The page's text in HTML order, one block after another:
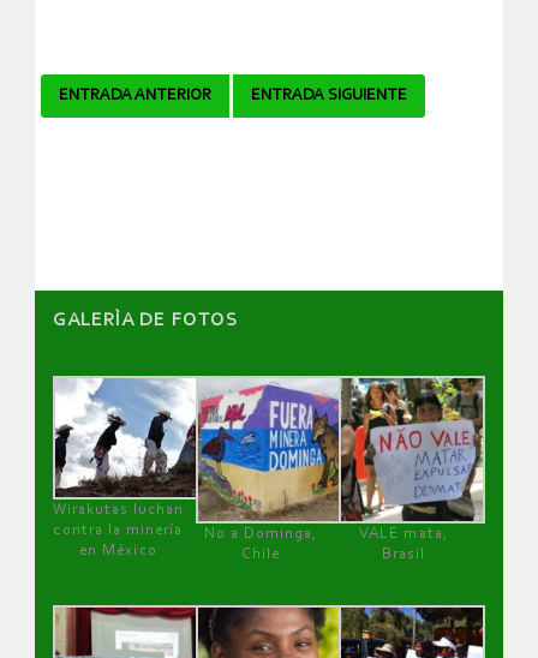
Navegador
ENTRADA ANTERIOR ENTRADA SIGUIENTE
GALERÌA DE FOTOS
Wirakutas luchan
contra la minería
en México
No a Dominga,
Chile
VALE mata,
Brasil